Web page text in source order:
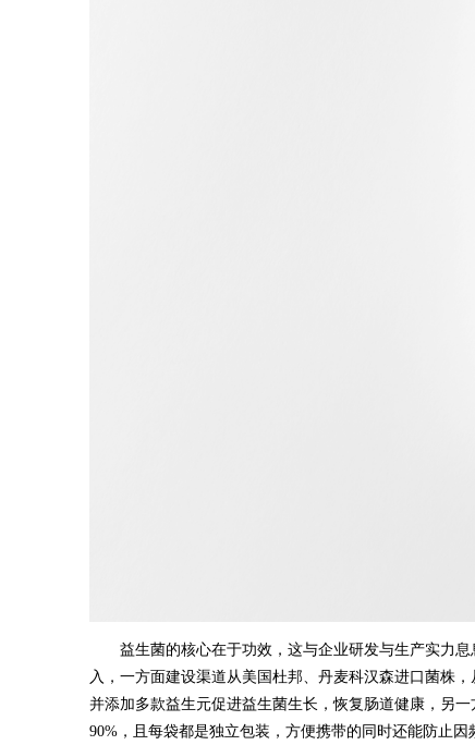
益生菌的核心在于功效，这与企业研发与生产实力
入，一方面建设渠道从 美国杜邦、丹麦科汉森进口菌株
并添加多款益生元促进益生菌生长，恢复肠道健康，另一
90%，且每袋都是独立包装，方便携带的同时还能防止因